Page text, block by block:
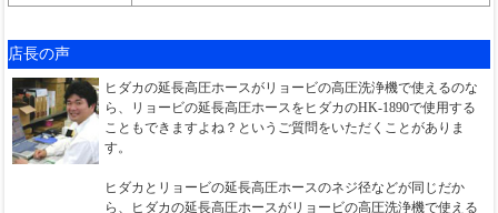
店長の声
ヒダカの延長高圧ホースがリョービの高圧洗浄機で使えるのな
ら、リョービの延長高圧ホースをヒダカのHK-1890で使用する
こともできますよね？というご質問をいただくことがありま
す。
ヒダカとリョービの延長高圧ホースのネジ径などが同じだか
ら、ヒダカの延長高圧ホースがリョービの高圧洗浄機で使える